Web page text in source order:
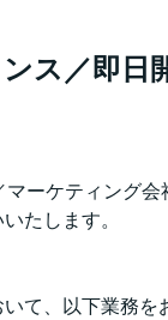
ス／即日
ーケティング
たします。
て、以下業務を